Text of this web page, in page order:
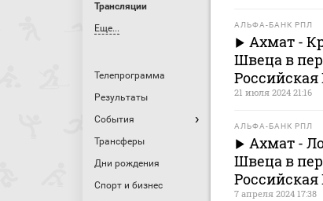
Трансляции
Еще...
Телепрограмма
Результаты
События
Трансферы
Дни рождения
Спорт и бизнес
АЛЬФА-БАНК РПЛ
Ахмат -
Швеца в
21 июля 2024 21:16
АЛЬФА-БАНК РПЛ
Ахмат -
Швеца в
7 апреля 2024 17:38